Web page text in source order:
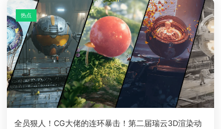
全员狠人！CG大佬的连环暴击！第二届瑞云3D渲染动
热点